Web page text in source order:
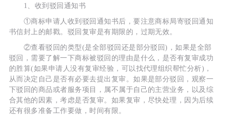
1、收到驳回通知书
①商标申请人收到驳回通知书后，要注意商标局寄驳回通知
书信封上的邮戳。驳回复审是有期限的，过期无效。
②查看驳回的类型(是全部驳回还是部分驳回)，如果是全部
驳回，需要了解一下商标被驳回的理由是什么，是否有复审成功
的胜算(如果申请人没有复审经验，可以找代理组织帮忙分析)，
从而决定自己是否有必要去提出复审。如果是部分驳回，观察一
下驳回的商品或者服务项目，属不属于自己的主营业务，以及综
合其他的因素，考虑是否复审。如果复审，尽快处理，因为后续
还有很多准备工作要做，时间有限。